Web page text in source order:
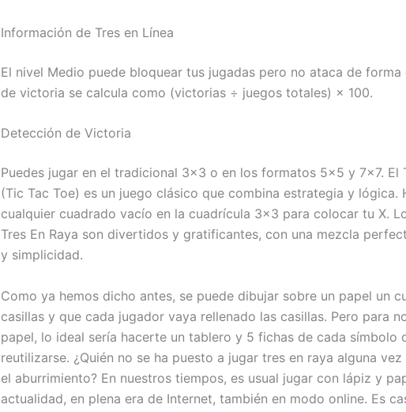
Información de Tres en Línea
El nivel Medio puede bloquear tus jugadas pero no ataca de forma
de victoria se calcula como (victorias ÷ juegos totales) × 100.
Detección de Victoria
Puedes jugar en el tradicional 3×3 o en los formatos 5×5 y 7×7. El
(Tic Tac Toe) es un juego clásico que combina estrategia y lógica.
cualquier cuadrado vacío en la cuadrícula 3×3 para colocar tu X.
Tres En Raya son divertidos y gratificantes, con una mezcla
y simplicidad.
Como ya hemos dicho antes, se puede dibujar sobre un papel un
casillas y que cada jugador vaya rellenado las casillas. Pero para
papel, lo ideal sería hacerte un tablero y 5 fichas de cada símbolo
reutilizarse. ¿Quién no se ha puesto a jugar tres en raya alguna
el aburrimiento? En nuestros tiempos, es usual jugar con lápiz y
actualidad, en plena era de Internet, también en modo online. Es